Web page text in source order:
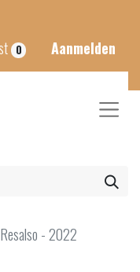
0 Aanmelden
- 2022